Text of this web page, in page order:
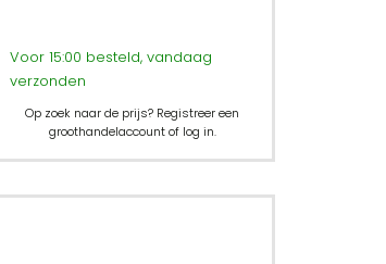
Voor 15:00 besteld, vandaag
verzonden
Op zoek naar de prijs? Registreer een
groothandelaccount of log in.